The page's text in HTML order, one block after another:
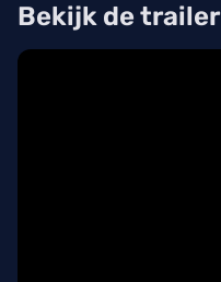
Bekijk de trailer